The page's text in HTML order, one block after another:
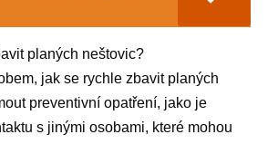
planých neštovic?
jak se rychle zbavit planých
preventivní opatření, jako je
s jinými osobami, které mohou